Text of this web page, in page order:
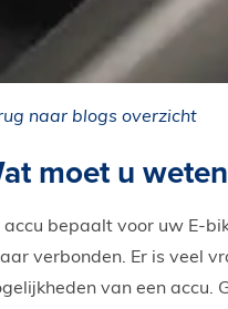
naar blogs overzicht
moet u
accu bepaalt voor uw E-
verbonden. Er is veel
van een accu.